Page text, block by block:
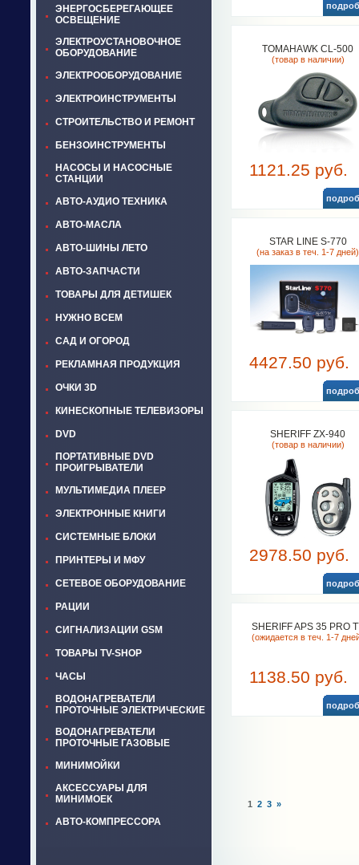
ЭНЕРГОСБЕРЕГАЮЩЕЕ
ОСВЕЩЕНИЕ
ЭЛЕКТРОУСТАНОВОЧНОЕ
ОБОРУДОВАНИЕ
ЭЛЕКТРООБОРУДОВАНИЕ
ЭЛЕКТРОИНСТРУМЕНТЫ
СТРОИТЕЛЬСТВО И РЕМОНТ
БЕНЗОИНСТРУМЕНТЫ
НАСОСЫ И НАСОСНЫЕ
СТАНЦИИ
АВТО-АУДИО ТЕХНИКА
АВТО-МАСЛА
АВТО-ШИНЫ ЛЕТО
АВТО-ЗАПЧАСТИ
ТОВАРЫ ДЛЯ ДЕТИШЕК
НУЖНО ВСЕМ
САД И ОГОРОД
РЕКЛАМНАЯ ПРОДУКЦИЯ
ОЧКИ 3D
КИНЕСКОПНЫЕ ТЕЛЕВИЗОРЫ
DVD
ПОРТАТИВНЫЕ DVD
ПРОИГРЫВАТЕЛИ
МУЛЬТИМЕДИА ПЛЕЕР
ЭЛЕКТРОННЫЕ КНИГИ
СИСТЕМНЫЕ БЛОКИ
ПРИНТЕРЫ И МФУ
СЕТЕВОЕ ОБОРУДОВАНИЕ
РАЦИИ
СИГНАЛИЗАЦИИ GSM
ТОВАРЫ TV-SHOP
ЧАСЫ
ВОДОНАГРЕВАТЕЛИ
ПРОТОЧНЫЕ ЭЛЕКТРИЧЕСКИЕ
ВОДОНАГРЕВАТЕЛИ
ПРОТОЧНЫЕ ГАЗОВЫЕ
МИНИМОЙКИ
АКСЕССУАРЫ ДЛЯ
МИНИМОЕК
АВТО-КОМПРЕССОРА
TOMAHAWK CL-500
(товар в наличии)
1121.25 руб.
STAR LINE S-770
(на заказ в теч. 1-7 дней)
4427.50 руб.
SHERIFF ZX-940
(товар в наличии)
2978.50 руб.
SHERIFF APS 35 PRO
(ожидается в теч. 1-7
1138.50 руб.
1 2 3 »